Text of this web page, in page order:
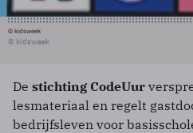
© kidsweek
© kidsweek
De stichting CodeUur
lesmateriaal en regelt
bedrijfsleven voor